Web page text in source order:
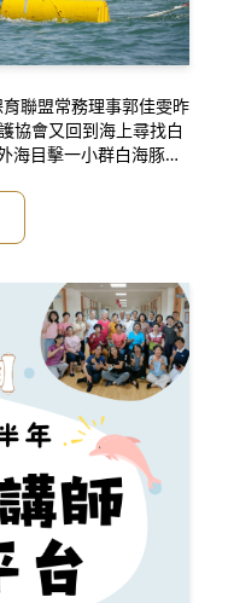
聯盟常務理事郭佳雯昨
協會又回到海上尋找白
海目擊一小群白海豚往
體鬆散，所以我們始
是繼續往前之後，海
到白海豚開始嘗試繞過
散的